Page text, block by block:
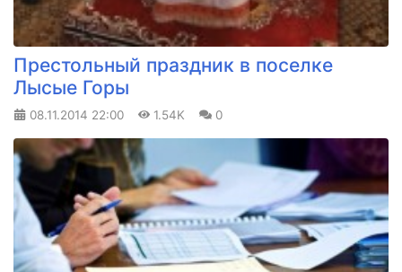
Престольный праздник в поселке
Лысые Горы
08.11.2014 22:00 1.54K 0